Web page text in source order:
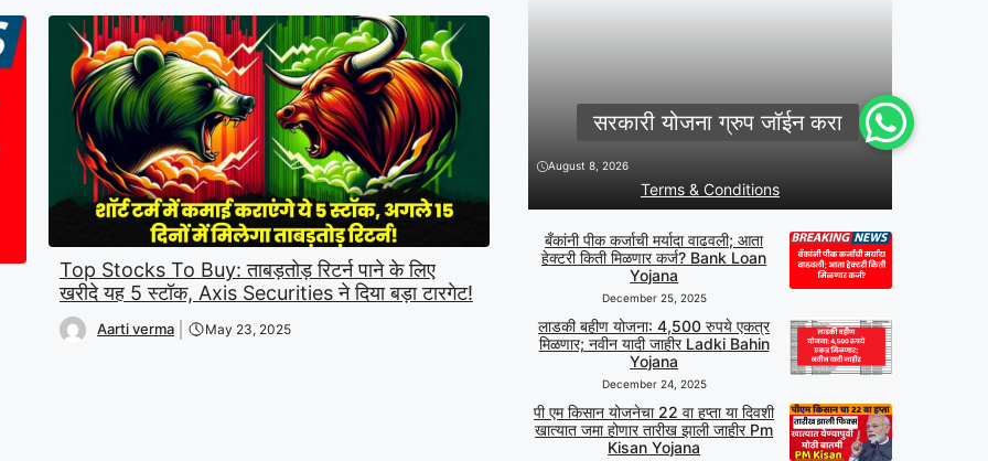
Top Stocks To Buy: ताबड़तोड़ रिटर्न पाने के लिए
खरीदे यह 5 स्टॉक, Axis Securities ने दिया बड़ा टारगेट!
Aarti verma May 23, 2025
August 8, 2026
Terms & Conditions
बँकांनी पीक कर्जाची मर्यादा वाढवली; आता
हेक्टरी किती मिळणार कर्ज? Bank Loan
Yojana
December 25, 2025
लाडकी बहीण योजना: 4,500 रुपये एकत्र
मिळणार; नवीन यादी जाहीर Ladki Bahin
Yojana
December 24, 2025
पी एम किसान योजनेचा 22 वा हप्ता या दिवशी
खात्यात जमा होणार तारीख झाली जाहीर Pm
Kisan Yojana